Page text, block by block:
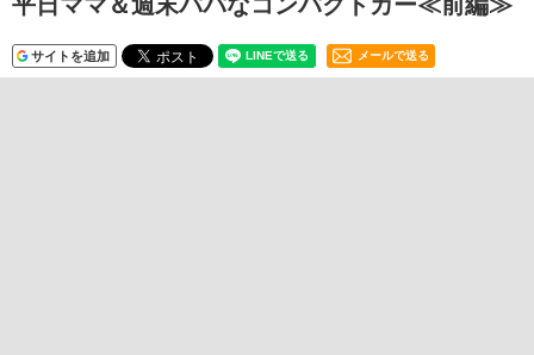
サイトを追加 メールで送る